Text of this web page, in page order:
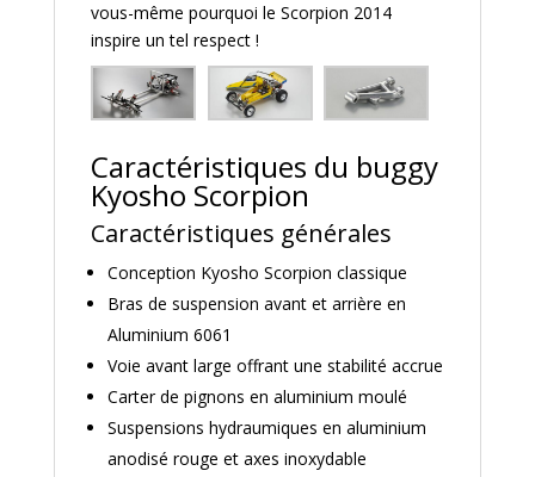
vous-même pourquoi le Scorpion 2014
inspire un tel respect !
Caractéristiques du buggy
Kyosho Scorpion
Caractéristiques générales
Conception Kyosho Scorpion classique
Bras de suspension avant et arrière en
Aluminium 6061
Voie avant large offrant une stabilité accrue
Carter de pignons en aluminium moulé
Suspensions hydraumiques en aluminium
anodisé rouge et axes inoxydable